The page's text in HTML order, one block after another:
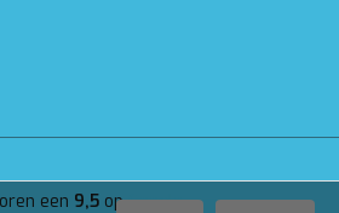
een 9,5opGoogle